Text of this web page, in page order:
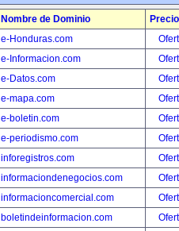
Nombre de Dominio
Precio
e-Honduras.com
e-Informacion.com
e-Datos.com
e-mapa.com
e-boletin.com
e-periodismo.com
inforegistros.com
informaciondenegocios.com
informacioncomercial.com
boletindeinformacion.com